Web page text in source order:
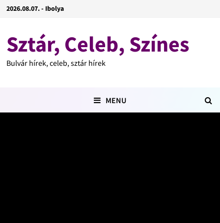
2026.08.07. - Ibolya
Sztár, Celeb, Színes
Bulvár hírek, celeb, sztár hírek
MENU